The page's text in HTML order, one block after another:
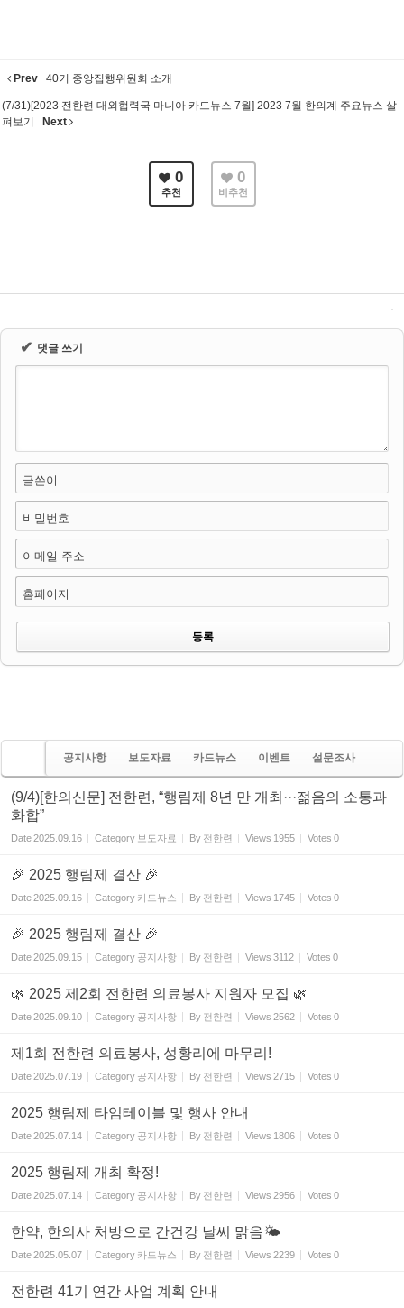
Prev 40기 중앙집행위원회 소개
(7/31)[2023 전한련 대외협력국 마니아 카드뉴스 7월] 2023 7월 한의계 주요뉴스 살
펴보기
Next
0
추천
0
비추천
✔ 댓글 쓰기
글쓴이
비밀번호
이메일 주소
홈페이지
공지사항 보도자료 카드뉴스 이벤트 설문조사
(9/4)[한의신문] 전한련, “행림제 8년 만 개최···젊음의 소통과
화합”
Date2025.09.16 Category 보도자료 By 전한련 Views 1955 Votes 0
🎉 2025 행림제 결산 🎉
Date2025.09.16 Category 카드뉴스 By 전한련 Views 1745 Votes 0
🎉 2025 행림제 결산 🎉
Date2025.09.15 Category 공지사항 By 전한련 Views 3112 Votes 0
🌿 2025 제2회 전한련 의료봉사 지원자 모집 🌿
Date2025.09.10 Category 공지사항 By 전한련 Views 2562 Votes 0
제1회 전한련 의료봉사, 성황리에 마무리!
Date2025.07.19 Category 공지사항 By 전한련 Views 2715 Votes 0
2025 행림제 타임테이블 및 행사 안내
Date2025.07.14 Category 공지사항 By 전한련 Views 1806 Votes 0
2025 행림제 개최 확정!
Date2025.07.14 Category 공지사항 By 전한련 Views 2956 Votes 0
한약, 한의사 처방으로 간건강 날씨 맑음🌤
Date2025.05.07 Category 카드뉴스 By 전한련 Views 2239 Votes 0
전한련 41기 연간 사업 계획 안내